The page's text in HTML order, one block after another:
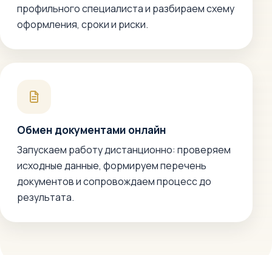
профильного специалиста и разбираем схему
оформления, сроки и риски.
Обмен документами онлайн
Запускаем работу дистанционно: проверяем
исходные данные, формируем перечень
документов и сопровождаем процесс до
результата.